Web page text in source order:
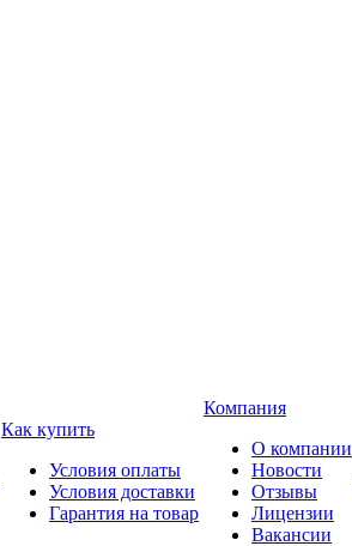
Как купить
Условия оплаты
Условия доставки
Гарантия на товар
Компания
О компании
Новости
Отзывы
Лицензии
Вакансии